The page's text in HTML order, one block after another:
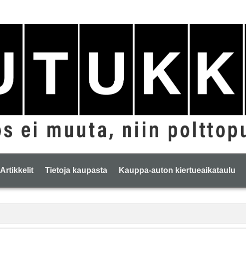
Artikkelit Tietoja kaupasta Kauppa-auton kiertueaikataulu